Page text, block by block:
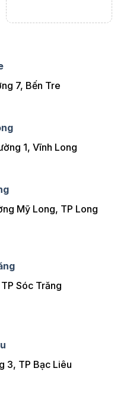
7, Bến Tre
1, Vĩnh Long
Mỹ Long, TP Long
Sóc Trăng
3, TP Bạc Liêu